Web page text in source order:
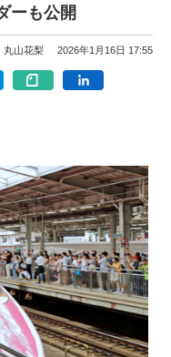
ーも公開
丸山花梨 2026年1月16日 17:55